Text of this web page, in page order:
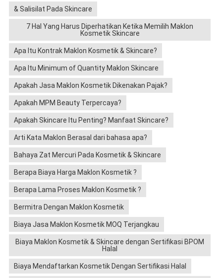
& Salisilat Pada Skincare
7 Hal Yang Harus Diperhatikan Ketika Memilih Maklon
Kosmetik Skincare
Apa Itu Kontrak Maklon Kosmetik & Skincare?
Apa Itu Minimum of Quantity Maklon Skincare
Apakah Jasa Maklon Kosmetik Dikenakan Pajak?
Apakah MPM Beauty Terpercaya?
Apakah Skincare Itu Penting? Manfaat Skincare?
Arti Kata Maklon Berasal dari bahasa apa?
Bahaya Zat Mercuri Pada Kosmetik & Skincare
Berapa Biaya Harga Maklon Kosmetik ?
Berapa Lama Proses Maklon Kosmetik ?
Bermitra Dengan Maklon Kosmetik
Biaya Jasa Maklon Kosmetik MOQ Terjangkau
Biaya Maklon Kosmetik & Skincare dengan Sertifikasi BPOM
Halal
Biaya Mendaftarkan Kosmetik Dengan Sertifikasi Halal